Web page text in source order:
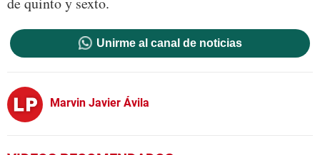
Unirme al canal de noticias
Marvin Javier Ávila